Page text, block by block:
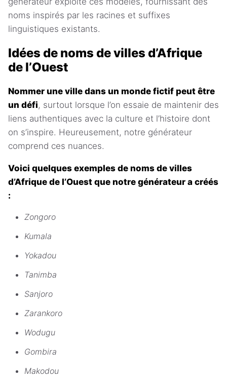
noms inspirés par les racines et suffixes
linguistiques existants.
Idées de noms de villes d’Afrique
de l’Ouest
Nommer une ville dans un monde fictif peut être
un défi, surtout lorsque l’on essaie de maintenir des
liens authentiques avec la culture et l’histoire dont
on s’inspire. Heureusement, notre générateur
comprend ces nuances.
Voici quelques exemples de noms de villes
d’Afrique de l’Ouest que notre générateur a créés
:
Zongoro
Kumala
Yokadou
Tanimba
Sanjoro
Zarankoro
Wodugu
Gombira
Makodou